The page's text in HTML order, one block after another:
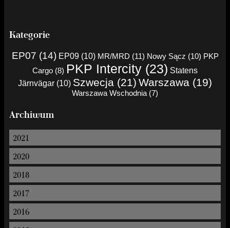
Kategorie
EP07 (14) EP09 (10) MR/MRD (11) Nowy Sącz (10) PKP
Cargo (8) PKP Intercity (23) Statens
Järnvägar (10) Szwecja (21) Warszawa (19)
Warszawa Wschodnia (7)
Archiwum
2021
2020
2018
2017
2016